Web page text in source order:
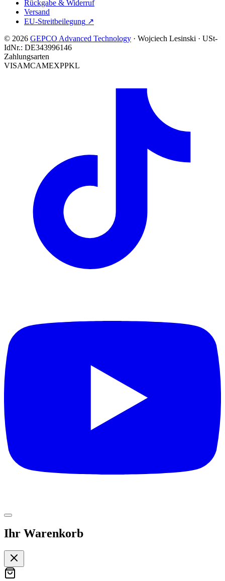
Rückgabe & Widerruf
Versand
EU-Streitbeilegung ↗
© 2026 GEPCO Advanced Technology · Wojciech Lesinski · USt-
IdNr.: DE343996146
Zahlungsarten
VISAMCAMEXPPKL
Ihr Warenkorb